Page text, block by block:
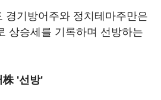
경기방어주와 정치테마주만은
상승세를 기록하며 선방하는
'선방'